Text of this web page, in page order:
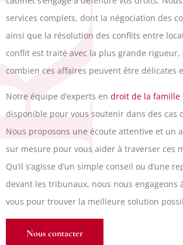
services complets, dont la négociation des
ainsi que la résolution des conflits entre
conflit est traité avec la plus grande rigueur,
combien ces affaires peuvent être délicates
Notre équipe d’experts en droit de la famille
disponible pour vous soutenir dans des cas
Nous proposons une écoute attentive et un
sur mesure pour vous aider à traverser ces
Qu’il s’agisse d’un simple conseil ou d’une
devant les tribunaux, nous nous engageons
vous pour trouver la meilleure solution
Nous contacter